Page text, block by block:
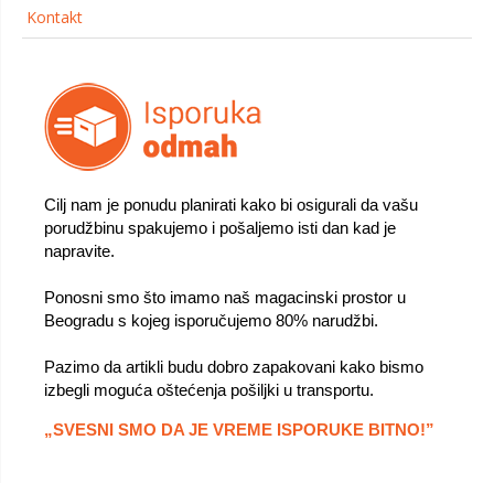
Kontakt
Cilj nam je ponudu planirati kako bi osigurali da vašu
porudžbinu spakujemo i pošaljemo isti dan kad je
napravite.
Ponosni smo što imamo naš magacinski prostor u
Beogradu s kojeg isporučujemo 80% narudžbi.
Pazimo da artikli budu dobro zapakovani kako bismo
izbegli moguća oštećenja pošiljki u transportu.
„SVESNI SMO DA JE VREME ISPORUKE BITNO!”